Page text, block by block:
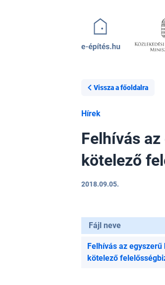
Vissza a főoldalra
Hírek
Felhívás
kötelező
2018.09.05.
Fájl neve
Felhívás az
kötelező